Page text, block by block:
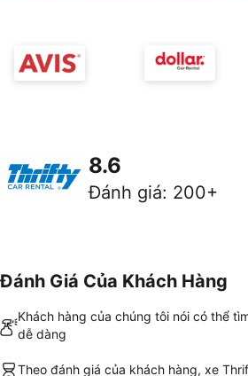
8.6
Đánh giá: 200+
Đánh Giá Của Khách Hàng
Khách hàng của chúng tôi nói có thể
dễ dàng
Theo đánh giá của khách hàng, xe